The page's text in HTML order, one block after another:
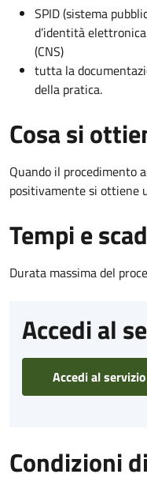
SPID (sistema
d’identità
(CNS)
tutta la
della pratica.
Cosa si
Quando il procedimento
positivamente si ottiene
Tempi e
Durata massima del
Accedi al
Accedi al servizio
Condizioni